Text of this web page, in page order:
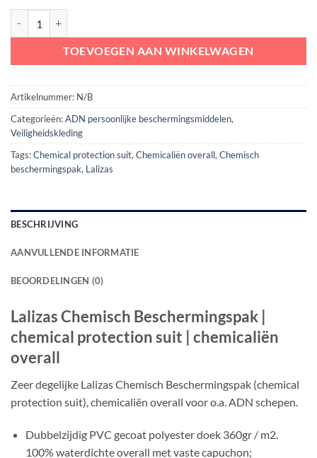
TOEVOEGEN AAN WINKELWAGEN
Artikelnummer: N/B
Categorieën:ADN persoonlijke beschermingsmiddelen,
Veiligheidskleding
Tags:Chemical protection suit, Chemicaliën overall, Chemisch
beschermingspak, Lalizas
BESCHRIJVING
AANVULLENDE INFORMATIE
BEOORDELINGEN (0)
Lalizas Chemisch Beschermingspak |
chemical protection suit | chemicaliën
overall
Zeer degelijke Lalizas Chemisch Beschermingspak (chemical
protection suit), chemicaliën overall voor o.a. ADN schepen.
Dubbelzijdig PVC gecoat polyester doek 360gr / m2.
100% waterdichte overall met vaste capuchon;